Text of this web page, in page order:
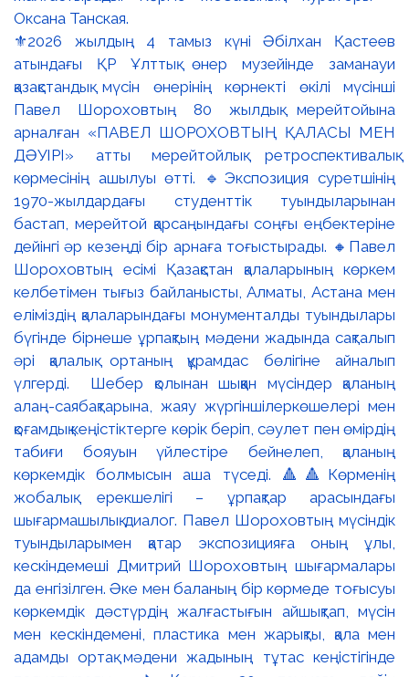
⚜️2026 жылдың 4 тамыз күні Әбілхан Қастеев
атындағы ҚР Ұлттық өнер музейінде заманауи
қазақстандық мүсін өнерінің көрнекті өкілі мүсінші
Павел Шороховтың 80 жылдық мерейтойына
арналған «ПАВЕЛ ШОРОХОВТЫҢ ҚАЛАСЫ МЕН
ДӘУІРІ» атты мерейтойлық ретроспективалық
көрмесінің ашылуы өтті. 🔹Экспозиция суретшінің
1970-жылдардағы студенттік туындыларынан
бастап, мерейтой қарсаңындағы соңғы еңбектеріне
дейінгі әр кезеңді бір арнаға тоғыстырады. 🔸Павел
Шороховтың есімі Қазақстан қалаларының көркем
келбетімен тығыз байланысты, Алматы, Астана мен
еліміздің қалаларындағы монументалды туындылары
бүгінде бірнеше ұрпақтың мәдени жадында сақталып
әрі қалалық ортаның құрамдас бөлігіне айналып
үлгерді. Шебер қолынан шыққан мүсіндер қаланың
алаң-саябақтарына, жаяу жүргіншілеркөшелері мен
қоғамдық кеңістіктерге көрік беріп, сәулет пен өмірдің
табиғи бояуын үйлестіре бейнелеп, қаланың
көркемдік болмысын аша түседі. 🔺🔺Көрменің
жобалық ерекшелігі – ұрпақтар арасындағы
шығармашылық диалог. Павел Шороховтың мүсіндік
туындыларымен қатар экспозицияға оның ұлы,
кескіндемеші Дмитрий Шороховтың шығармалары
да енгізілген. Әке мен баланың бір көрмеде тоғысуы
көркемдік дәстүрдің жалғастығын айшықтап, мүсін
мен кескіндемені, пластика мен жарықты, қала мен
адамды ортақ мәдени жадының тұтас кеңістігінде